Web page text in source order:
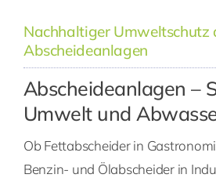
Nachhaltiger Umweltschutz
Abscheideanlagen
Abscheideanlagen –
Umwelt und
Ob Fettabscheider in
Benzin- und Ölabscheider in